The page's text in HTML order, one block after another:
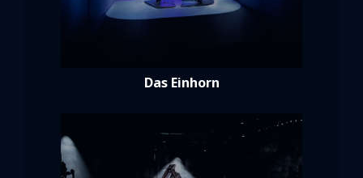
Das Einhorn